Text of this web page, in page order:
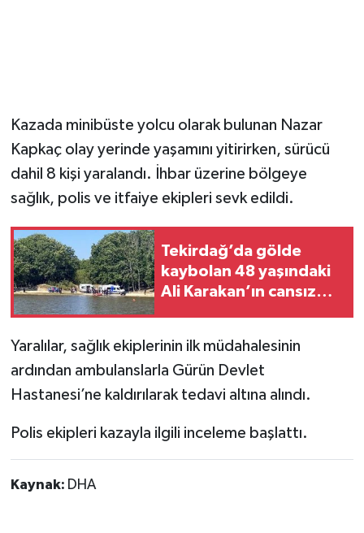
Kazada minibüste yolcu olarak bulunan Nazar
Kapkaç olay yerinde yaşamını yitirirken, sürücü
dahil 8 kişi yaralandı. İhbar üzerine bölgeye
sağlık, polis ve itfaiye ekipleri sevk edildi.
Tekirdağ’da gölde
kaybolan 48 yaşındaki
Ali Karakan’ın cansız
Yaralılar, sağlık ekiplerinin ilk müdahalesinin
ardından ambulanslarla Gürün Devlet
Hastanesi’ne kaldırılarak tedavi altına alındı.
Polis ekipleri kazayla ilgili inceleme başlattı.
Kaynak: DHA